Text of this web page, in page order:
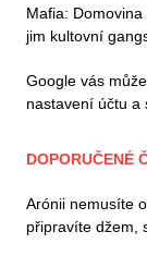
Mafia:
jim kultovní
Google vás
nastavení účtu a
DOPORUČENÉ
Arónii nemusíte
připravíte džem,